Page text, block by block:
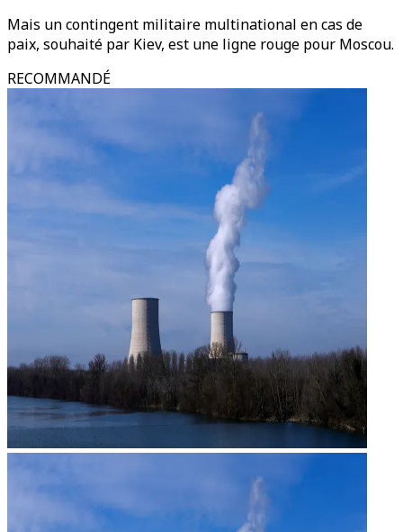
Mais un contingent militaire multinational en cas de
paix, souhaité par Kiev, est une ligne rouge pour Moscou.
RECOMMANDÉ